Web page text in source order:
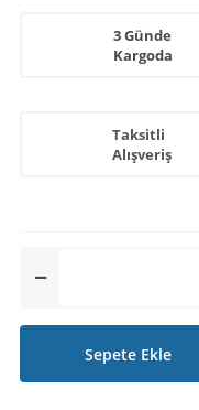
3 Günde
Kargoda
Taksitli
Alışveriş
Sepete Ekle